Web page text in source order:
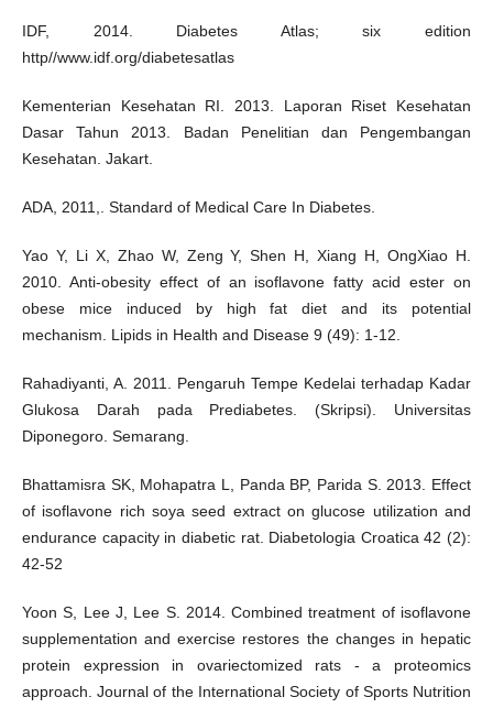
IDF, 2014. Diabetes Atlas; six edition
http//www.idf.org/diabetesatlas
Kementerian Kesehatan RI. 2013. Laporan Riset Kesehatan
Dasar Tahun 2013. Badan Penelitian dan Pengembangan
Kesehatan. Jakart.
ADA, 2011,. Standard of Medical Care In Diabetes.
Yao Y, Li X, Zhao W, Zeng Y, Shen H, Xiang H, OngXiao H.
2010. Anti-obesity effect of an isoflavone fatty acid ester on
obese mice induced by high fat diet and its potential
mechanism. Lipids in Health and Disease 9 (49): 1-12.
Rahadiyanti, A. 2011. Pengaruh Tempe Kedelai terhadap Kadar
Glukosa Darah pada Prediabetes. (Skripsi). Universitas
Diponegoro. Semarang.
Bhattamisra SK, Mohapatra L, Panda BP, Parida S. 2013. Effect
of isoflavone rich soya seed extract on glucose utilization and
endurance capacity in diabetic rat. Diabetologia Croatica 42 (2):
42-52
Yoon S, Lee J, Lee S. 2014. Combined treatment of isoflavone
supplementation and exercise restores the changes in hepatic
protein expression in ovariectomized rats - a proteomics
approach. Journal of the International Society of Sports Nutrition